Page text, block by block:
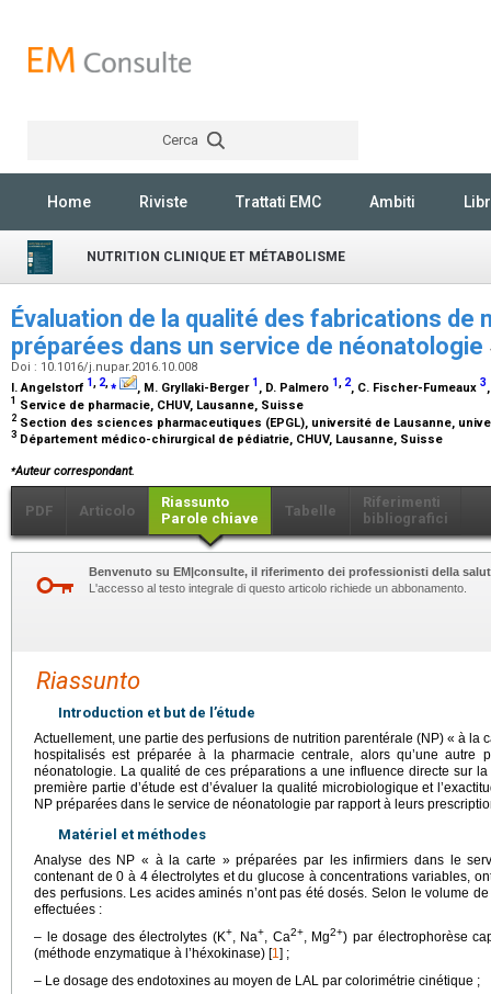
Cerca
Home Riviste Trattati EMC Ambiti
NUTRITION CLINIQUE ET MÉTABOLISME
Évaluation de la qualité des fabrications de
préparées dans un service de néonatologie
Doi : 10.1016/j.nupar.2016.10.008
I. Angelstorf 1, 2,⁎ , M. Gryllaki-Berger 1 , D. Palmero 1, 2, C. Fischer-Fumeaux 3
1 Service de pharmacie, CHUV, Lausanne, Suisse
2 Section des sciences pharmaceutiques (EPGL), université de Lausanne,
3 Département médico-chirurgical de pédiatrie, CHUV, Lausanne, Suisse
⁎Auteur correspondant.
PDF Articolo
Riassunto
Parole chiave
Tabelle
Riferimenti
bibliografici
Benvenuto su EM|consulte, il riferimento dei professionisti della
L'accesso al testo integrale di questo articolo richiede un abbonamento.
Riassunto
Introduction et but de l’étude
Actuellement, une partie des perfusions de nutrition parentérale (NP) « à la
hospitalisés est préparée à la pharmacie centrale, alors qu’une autre
néonatologie. La qualité de ces préparations a une influence directe sur la
première partie d’étude est d’évaluer la qualité microbiologique et
NP préparées dans le service de néonatologie par rapport à leurs
Matériel et méthodes
Analyse des NP « à la carte » préparées par les infirmiers dans le
contenant de 0 à 4 électrolytes et du glucose à concentrations variables,
des perfusions. Les acides aminés n’ont pas été dosés. Selon le volume
effectuées :
– le dosage des électrolytes (K+, Na+ , Ca2+, Mg2+) par électrophorèse
(méthode enzymatique à l’héxokinase) [1 ] ;
– Le dosage des endotoxines au moyen de LAL par colorimétrie cinétique ;